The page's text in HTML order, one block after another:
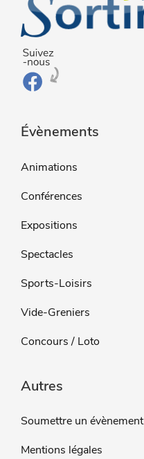
Évènements
Animations
Conférences
Expositions
Spectacles
Sports-Loisirs
Vide-Greniers
Concours / Loto
Autres
Soumettre un évènement
Mentions légales